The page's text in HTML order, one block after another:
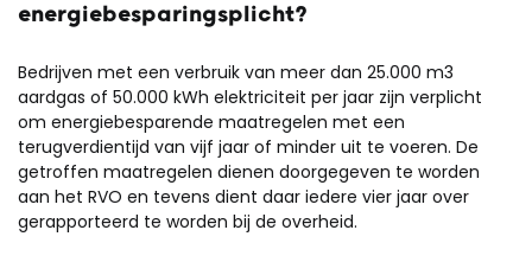
energiebesparingsplicht?
Bedrijven met een verbruik van meer dan 25.000 m3
aardgas of 50.000 kWh elektriciteit per jaar zijn verplicht
om energiebesparende maatregelen met een
terugverdientijd van vijf jaar of minder uit te voeren. De
getroffen maatregelen dienen doorgegeven te worden
aan het RVO en tevens dient daar iedere vier jaar over
gerapporteerd te worden bij de overheid.